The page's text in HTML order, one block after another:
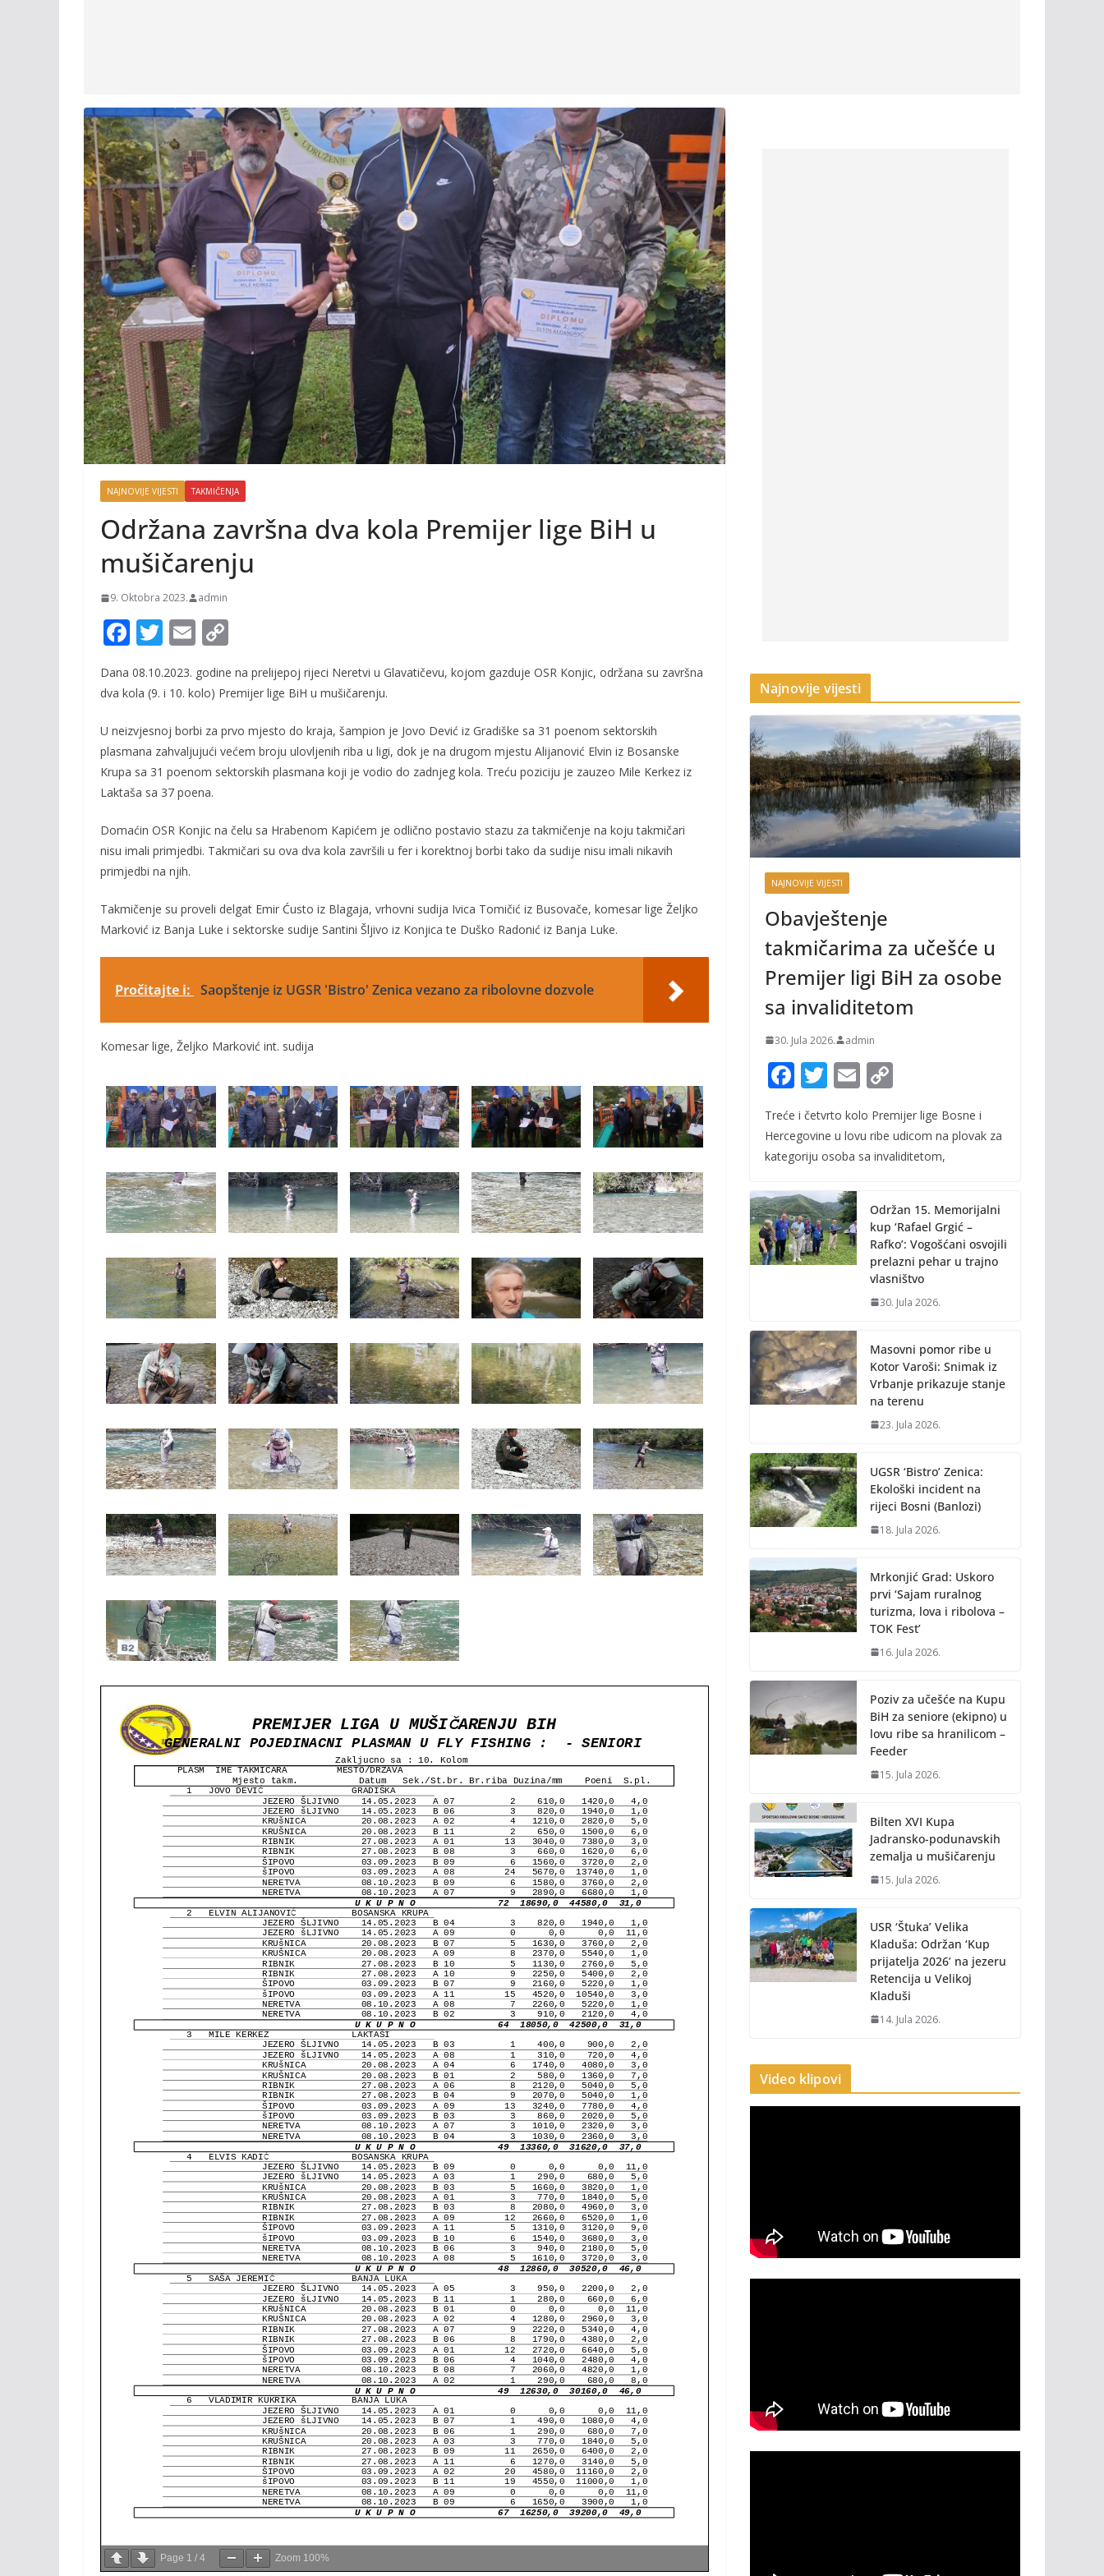
NAJNOVIJE VIJESTI TAKMIČENJA
Održana završna dva kola Premijer lige BiH u
mušičarenju
9. Oktobra 2023. admin
F
e
o
o
k
T
itt
E
m
ai p
Li
n
Dana 08.10.2023. godine na prelijepoj rijeci Neretvi u Glavatičevu, kojom gazduje OSR Konjic, održana su završna
dva kola (9. i 10. kolo) Premijer lige BiH u mušičarenju.
U neizvjesnoj borbi za prvo mjesto do kraja, šampion je Jovo Dević iz Gradiške sa 31 poenom sektorskih
plasmana zahvaljujući većem broju ulovljenih riba u ligi, dok je na drugom mjestu Alijanović Elvin iz Bosanske
Krupa sa 31 poenom sektorskih plasmana koji je vodio do zadnjeg kola. Treću poziciju je zauzeo Mile Kerkez iz
Laktaša sa 37 poena.
Domaćin OSR Konjic na čelu sa Hrabenom Kapićem je odlično postavio stazu za takmičenje na koju takmičari
nisu imali primjedbi. Takmičari su ova dva kola završili u fer i korektnoj borbi tako da sudije nisu imali nikavih
primjedbi na njih.
Takmičenje su proveli delgat Emir Ćusto iz Blagaja, vrhovni sudija Ivica Tomičić iz Busovače, komesar lige Željko
Marković iz Banja Luke i sektorske sudije Santini Šljivo iz Konjica te Duško Radonić iz Banja Luke.
Pročitajte i: Saopštenje iz UGSR 'Bistro' Zenica vezano za ribolovne dozvole
Komesar lige, Željko Marković int. sudija
Page 1 / 4 Zoom 100%
Najnovije vijesti
NAJNOVIJE VIJESTI
Obavještenje
takmičarima za učešće u
Premijer ligi BiH za osobe
sa invaliditetom
30. Jula 2026. admin
F
ac
e
b
o
k
T
w
itt
er
E
ai
l
p
y
n
k
Treće i četvrto kolo Premijer lige Bosne i
Hercegovine u lovu ribe udicom na plovak za
kategoriju osoba sa invaliditetom,
Održan 15. Memorijalni
kup ‘Rafael Grgić –
Rafko’: Vogošćani osvojili
prelazni pehar u trajno
vlasništvo
30. Jula 2026.
Masovni pomor ribe u
Kotor Varoši: Snimak iz
Vrbanje prikazuje stanje
na terenu
23. Jula 2026.
UGSR ‘Bistro’ Zenica:
Ekološki incident na
rijeci Bosni (Banlozi)
18. Jula 2026.
Mrkonjić Grad: Uskoro
prvi ‘Sajam ruralnog
turizma, lova i ribolova –
TOK Fest’
16. Jula 2026.
Poziv za učešće na Kupu
BiH za seniore (ekipno) u
lovu ribe sa hranilicom –
Feeder
15. Jula 2026.
Bilten XVI Kupa
Jadransko-podunavskih
zemalja u mušičarenju
15. Jula 2026.
USR ‘Štuka’ Velika
Kladuša: Održan ‘Kup
prijatelja 2026’ na jezeru
Retencija u Velikoj
Kladuši
14. Jula 2026.
Video klipovi